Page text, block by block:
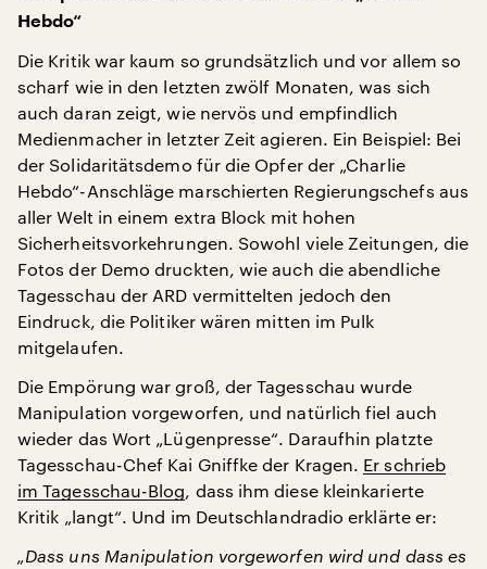
Hebdo“
Die Kritik war kaum so grundsätzlich und vor allem so
scharf wie in den letzten zwölf Monaten, was sich
auch daran zeigt, wie nervös und empfindlich
Medienmacher in letzter Zeit agieren. Ein Beispiel: Bei
der Solidaritätsdemo für die Opfer der „Charlie
Hebdo“-Anschläge marschierten Regierungschefs aus
aller Welt in einem extra Block mit hohen
Sicherheitsvorkehrungen. Sowohl viele Zeitungen, die
Fotos der Demo druckten, wie auch die abendliche
Tagesschau der ARD vermittelten jedoch den
Eindruck, die Politiker wären mitten im Pulk
mitgelaufen.
Die Empörung war groß, der Tagesschau wurde
Manipulation vorgeworfen, und natürlich fiel auch
wieder das Wort „Lügenpresse“. Daraufhin platzte
Tagesschau-Chef Kai Gniffke der Kragen. Er schrieb
im Tagesschau-Blog, dass ihm diese kleinkarierte
Kritik „langt“. Und im Deutschlandradio erklärte er:
„Dass uns Manipulation vorgeworfen wird und dass es